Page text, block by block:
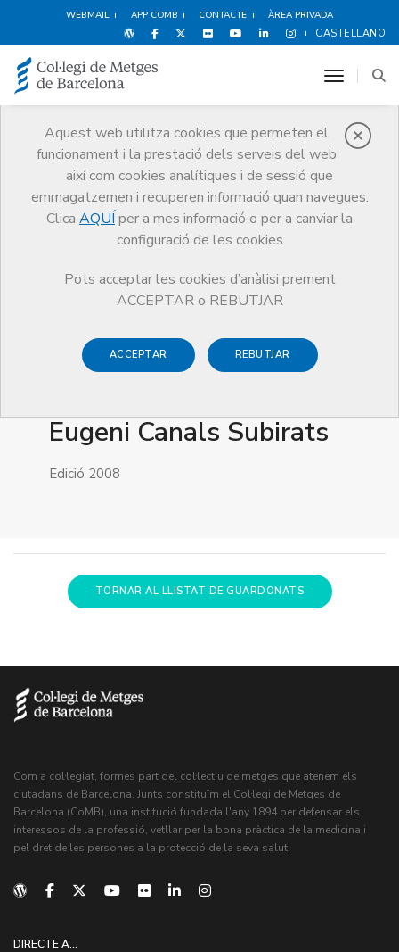
WEBMAIL APP COMB CONTACTE ÀREA PRIVADA
CASTELLANO
Aquest web utilitza cookies que permeten el
funcionament i la prestació dels serveis del web
així com cookies analítiques i de sessió que
emmagatzemen i recuperen informació quan navegues.
Clica AQUÍ per a mes informació o per a canviar la
configuració de les cookies
Pots acceptar les cookies d’anàlisi prement
ACCEPTAR o REBUTJAR
ACCEPTAR REBUTJAR
toggle
Premis
Premis Guardonat Edició 2008
Guardonat Edició 2008
Eugeni Canals Subirats
Edició 2008
TORNAR AL LLISTAT DE GUARDONATS
Com a col·legiat, formes part del col·lectiu de metges que atenem els
ciutadans de Barcelona. Junts constituïm el Col·legi de Metges de
Barcelona (CoMB), una institució fundada l'any 1894 per defensar els
interessos de la professió, vetllar per la bona pràctica de la medicina i
pel dret de les persones a la protecció de la seva salut.
DIRECTE A...